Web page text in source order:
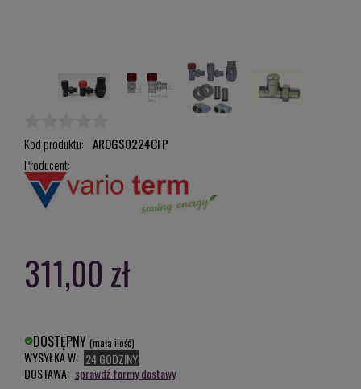
Kod produktu: AROGS0224CFP
Producent:
311,00 zł
DOSTĘPNY (mała ilość)
WYSYŁKA W: 24 GODZINY
DOSTAWA: sprawdź formy dostawy